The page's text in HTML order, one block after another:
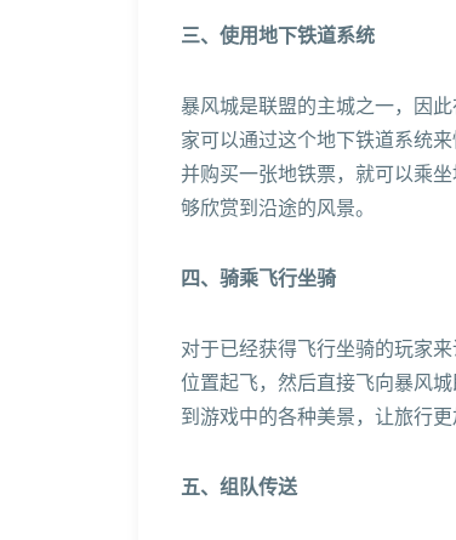
三、使用地下铁道系统
暴风城是联盟的主城之一，因
家可以通过这个地下铁道系统
并购买一张地铁票，就可以乘
够欣赏到沿途的风景。
四、骑乘飞行坐骑
对于已经获得飞行坐骑的玩家
位置起飞，然后直接飞向暴风
到游戏中的各种美景，让旅行更
五、组队传送